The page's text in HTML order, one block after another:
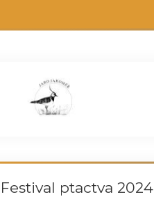
Festival ptactva 2024